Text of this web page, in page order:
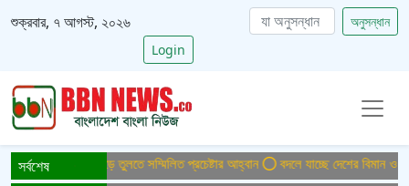
শুক্রবার, ৭ আগস্ট, ২০২৬
অনুসন্ধান
Login
সর্বশেষ
বাংলাদেশ গড়ে তুলতে সম্মিলিত প্রচেষ্টার আহ্বান বদলে যাচ্ছে দেশের বিমান ও